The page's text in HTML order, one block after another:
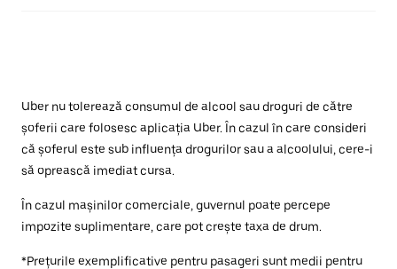
Uber nu tolerează consumul de alcool sau droguri de către
șoferii care folosesc aplicația Uber. În cazul în care consideri
că șoferul este sub influența drogurilor sau a alcoolului, cere-i
să oprească imediat cursa.
În cazul mașinilor comerciale, guvernul poate percepe
impozite suplimentare, care pot crește taxa de drum.
*Prețurile exemplificative pentru pasageri sunt medii pentru